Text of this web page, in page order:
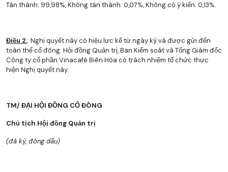
Tán thành: 99,98%, Không tán thành: 0,07%, Không có ý kiến: 0,13%.
Điều 2.: Nghị quyết này có hiệu lực kể từ ngày ký và được gửi đến
toàn thể cổ đông. Hội đồng Quản trị, Ban Kiểm soát và Tổng Giám đốc
Công ty cổ phần Vinacafé Biên Hòa có trách nhiệm tổ chức thực
hiện Nghị quyết này.
TM/ ĐẠI HỘI ĐỒNG CỔ ĐÔNG
Chủ tịch Hội đồng Quản trị
(đã ký, đóng dấu)